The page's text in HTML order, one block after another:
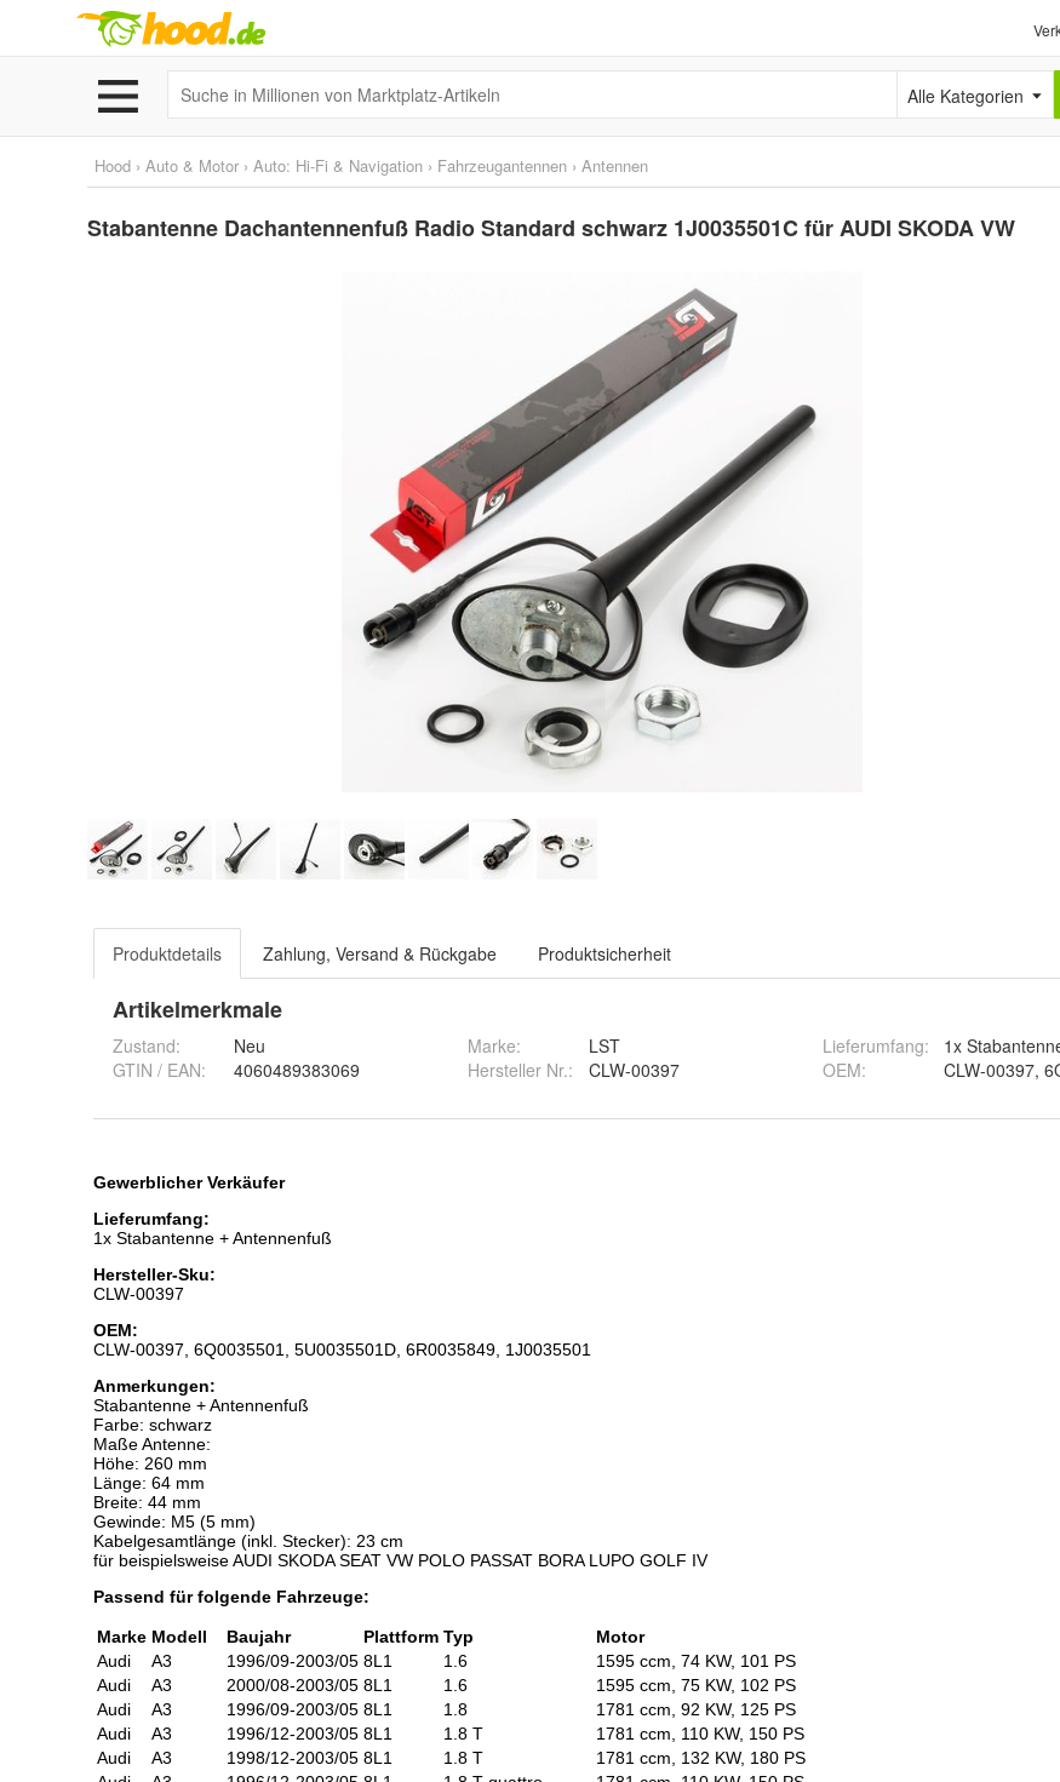
Alle Kategorien
Hood › Auto & Motor › Auto: Hi-Fi & Navigation › Fahrzeugantennen › Antennen
Stabantenne Dachantennenfuß Radio Standard schwarz 1J0035501C für AUDI SKODA VW
Produktdetails Zahlung, Versand & Rückgabe Produktsicherheit
Artikelmerkmale
Zustand:
Neu
GTIN / EAN:
4060489383069
Marke:
LST
Hersteller Nr.:
CLW-00397
Lieferumfang:
1x
OEM: CLW-00397,